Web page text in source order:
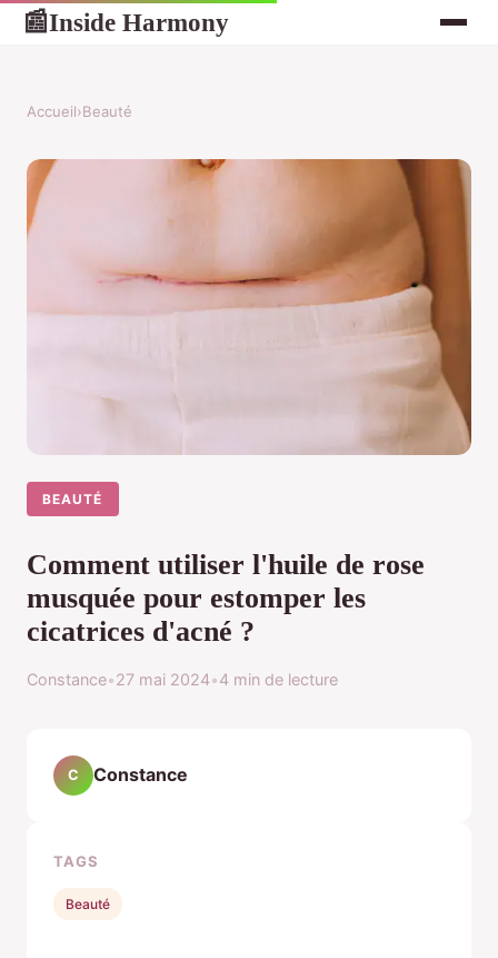
📰Inside Harmony
Accueil›Beauté
BEAUTÉ
Comment utiliser l'huile de rose
musquée pour estomper les
cicatrices d'acné ?
Constance•27 mai 2024•4 min de lecture
C Constance
TAGS
Beauté